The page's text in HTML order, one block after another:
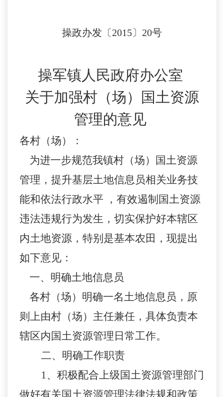
操政办发 〔2015〕 20号
操军镇人民政府办公室
关于加强村（场）国土资源
管理的意见
各村（场）：
为进一步规范我镇村（场）国土资源
管理，提升基层土地信息员相关业务技
能和依法行政水平 ，有效遏制国土资源
违法违规行为发生，切实保护好本辖区
内土地资源，特别是基本农田，现提出
如下意见：
一、明确土地信息员
各村（场）明确一名土地信息员，原
则上由村（场）主任兼任，具体负责本
辖区内国土资源管理日常工作。
二、明确工作职责
1、积极配合上级国土资源管理部门